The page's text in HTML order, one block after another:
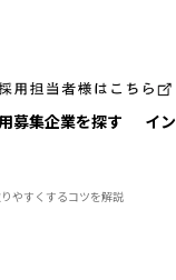
募集企業を探す イ
やすくするコツを解説